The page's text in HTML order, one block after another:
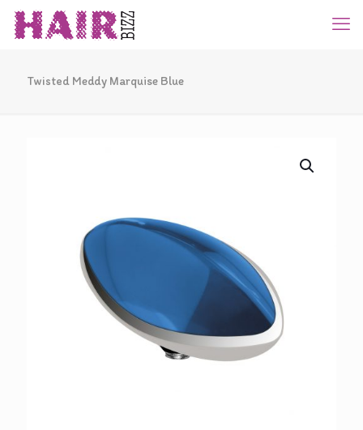
Twisted Meddy Marquise Blue